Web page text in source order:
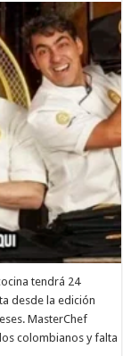
tendrá 24
desde la edición
MasterChef
colombianos y falta